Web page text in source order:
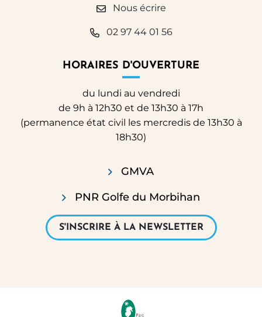
Nous écrire
02 97 44 01 56
HORAIRES D'OUVERTURE
du lundi au vendredi
de 9h à 12h30 et de 13h30 à 17h
(permanence état civil les mercredis de 13h30 à
18h30)
GMVA
PNR Golfe du Morbihan
S'INSCRIRE À LA NEWSLETTER
PARTENAIRES